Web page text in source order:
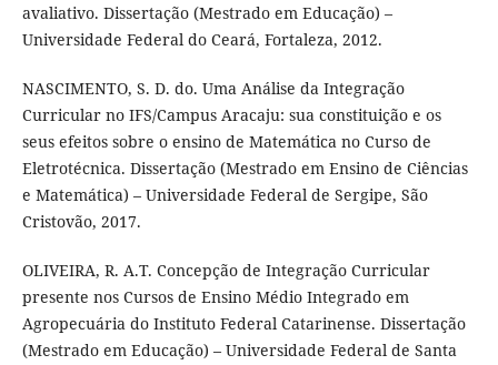
avaliativo. Dissertação (Mestrado em Educação) –
Universidade Federal do Ceará, Fortaleza, 2012.
NASCIMENTO, S. D. do. Uma Análise da Integração
Curricular no IFS/Campus Aracaju: sua constituição e os
seus efeitos sobre o ensino de Matemática no Curso de
Eletrotécnica. Dissertação (Mestrado em Ensino de Ciências
e Matemática) – Universidade Federal de Sergipe, São
Cristovão, 2017.
OLIVEIRA, R. A.T. Concepção de Integração Curricular
presente nos Cursos de Ensino Médio Integrado em
Agropecuária do Instituto Federal Catarinense. Dissertação
(Mestrado em Educação) – Universidade Federal de Santa